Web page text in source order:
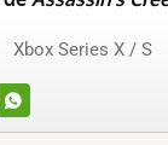
Xbox Series X / S